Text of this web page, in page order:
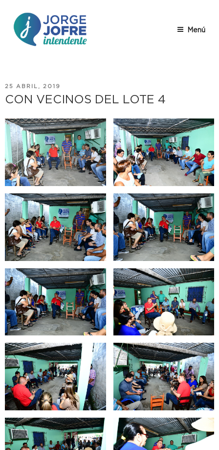
contenido
JORGE
Jorge Jofre – descripción
Menú
PUBLICADO
EL
25 ABRIL, 2019
CON VECINOS DEL LOTE 4